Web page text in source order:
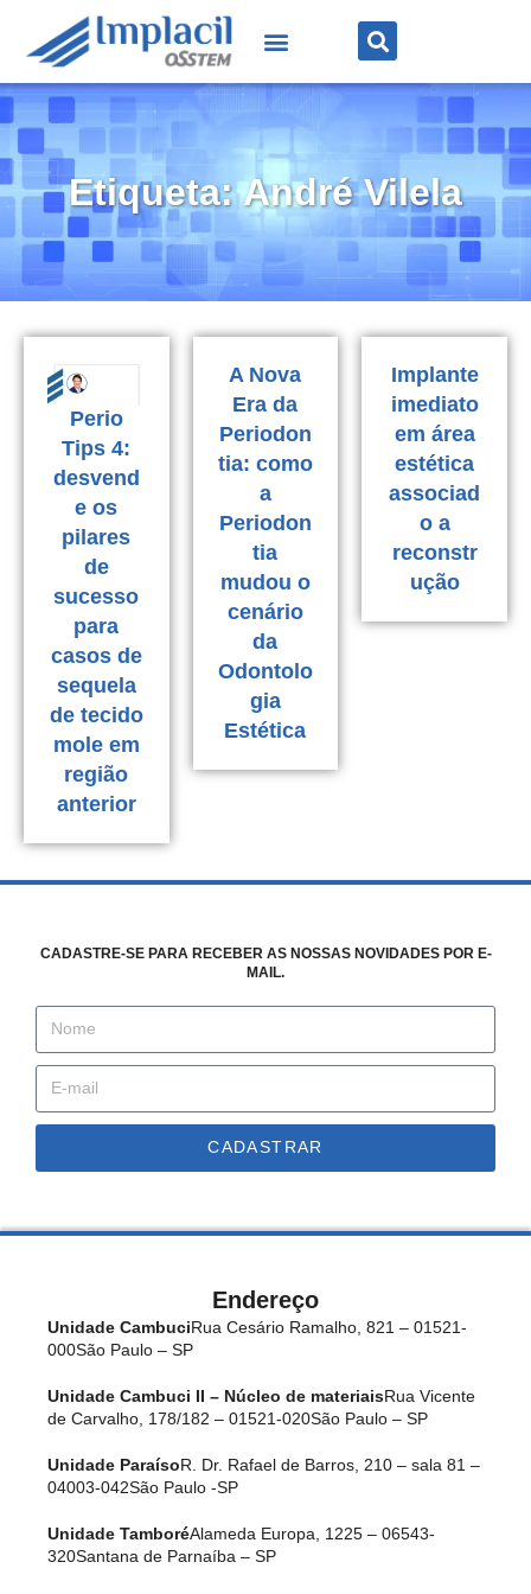
Etiqueta: André Vilela
Perio
Tips 4:
desvend
e os
pilares
de
sucesso
para
casos de
sequela
de tecido
mole em
região
anterior
A Nova
Era da
Periodon
tia: como
a
Periodon
tia
mudou o
cenário
da
Odontolo
gia
Estética
Implante
imediato
em área
estética
associad
o a
reconstr
ução
CADASTRE-SE PARA RECEBER AS NOSSAS NOVIDADES POR E-
MAIL.
CADASTRAR
Endereço
Unidade CambuciRua Cesário Ramalho, 821 – 01521-
000São Paulo – SP
Unidade Cambuci II – Núcleo de materiaisRua Vicente
de Carvalho, 178/182 – 01521-020São Paulo – SP
Unidade ParaísoR. Dr. Rafael de Barros, 210 – sala 81 –
04003-042São Paulo -SP
Unidade TamboréAlameda Europa, 1225 – 06543-
320Santana de Parnaíba – SP